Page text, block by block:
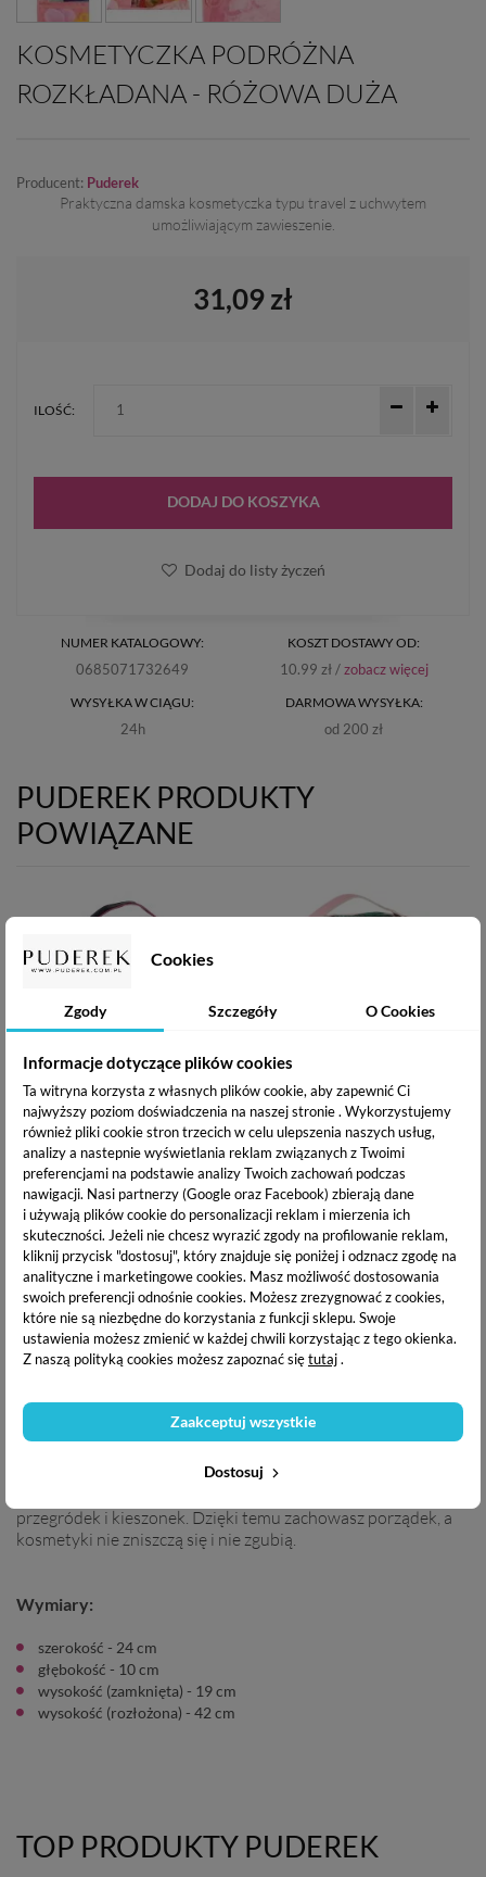
Cookies
Zgody Szczegóły O Cookies
Informacje dotyczące plików cookies
Ta witryna korzysta z własnych plików cookie, aby zapewnić Ci
najwyższy poziom doświadczenia na naszej stronie . Wykorzystujemy
również pliki cookie stron trzecich w celu ulepszenia naszych usług,
analizy a nastepnie wyświetlania reklam związanych z Twoimi
preferencjami na podstawie analizy Twoich zachowań podczas
nawigacji. Nasi partnerzy (Google oraz Facebook) zbierają dane
i używają plików cookie do personalizacji reklam i mierzenia ich
skuteczności. Jeżeli nie chcesz wyrazić zgody na profilowanie reklam,
kliknij przycisk "dostosuj", który znajduje się poniżej i odznacz zgodę na
analityczne i marketingowe cookies. Masz możliwość dostosowania
swoich preferencji odnośnie cookies. Możesz zrezygnować z cookies,
które nie są niezbędne do korzystania z funkcji sklepu. Swoje
ustawienia możesz zmienić w każdej chwili korzystając z tego okienka.
Z naszą polityką cookies możesz zapoznać siętutaj.
Dostosuj
Zaakceptuj wszystkie
KOSMETYCZKA PODRÓŻNA
ROZKŁADANA - RÓŻOWA DUŻA
Producent: Puderek
Praktyczna damska kosmetyczka typu travel z uchwytem
umożliwiającym zawieszenie.
NUMER KATALOGOWY:
0685071732649
WYSYŁKA W CIĄGU:
24h
KOSZT DOSTAWY OD:
10.99 zł /zobacz więcej
DARMOWA WYSYŁKA:
od 200 zł
31,09 zł
ILOŚĆ:
DODAJ DO KOSZYKA
Dodaj do listy życzeń
PUDEREK PRODUKTY
POWIĄZANE
Kosmetyczka podróżna
kuferek - czarno-różowa
20,70 zł
Kosmetyczka podróżna
kuferek - jungle
31,09 zł
OPIS PRODUKTU
DOSTAWA I PŁATNOŚĆ
Rozkładana kosmetyczkajest idealna do zabrania w podróż,
zawieszenie kosmetyczki w wybranym miejscu. Złożona
kosmetyczka ma formę kuferka, natomiast po rozłożeniu
bardzo pojemna. Pomieści kosmetyki, akcesoria do włosów i
przegródek i kieszonek. Dzięki temu zachowasz porządek, a
kosmetyki nie zniszczą się i nie zgubią.
Wymiary:
szerokość - 24 cm
głębokość - 10 cm
wysokość (zamknięta) - 19 cm
wysokość (rozłożona) - 42 cm
TOP PRODUKTY PUDEREK